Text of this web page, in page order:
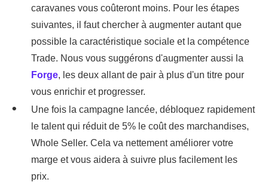
caravanes vous coûteront moins. Pour les étapes
suivantes, il faut chercher à augmenter autant que
possible la caractéristique sociale et la compétence
Trade. Nous vous suggérons d'augmenter aussi la
Forge, les deux allant de pair à plus d'un titre pour
vous enrichir et progresser.
Une fois la campagne lancée, débloquez rapidement
le talent qui réduit de 5% le coût des marchandises,
Whole Seller. Cela va nettement améliorer votre
marge et vous aidera à suivre plus facilement les
prix.